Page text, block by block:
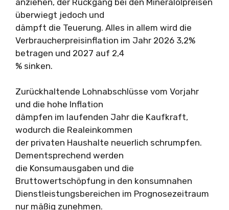
überwiegt jedoch und
dämpft die Teuerung. Alles in allem wird die
Verbraucherpreisinflation im Jahr 2026 3,2%
betragen und 2027 auf 2,4
% sinken.
Zurückhaltende Lohnabschlüsse vom Vorjahr
und die hohe Inflation
dämpfen im laufenden Jahr die Kaufkraft,
wodurch die Realeinkommen
der privaten Haushalte neuerlich schrumpfen.
Dementsprechend werden
die Konsumausgaben und die
Bruttowertschöpfung in den konsumnahen
Dienstleistungsbereichen im Prognosezeitraum
nur mäßig zunehmen.